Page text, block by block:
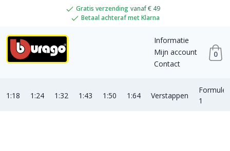
Gratis verzending vanaf € 49
Betaal achteraf met Klarna
Informatie
Mijn account
Contact
0
1:18 1:24 1:32 1:43 1:50 1:64 Verstappen
Formule
1